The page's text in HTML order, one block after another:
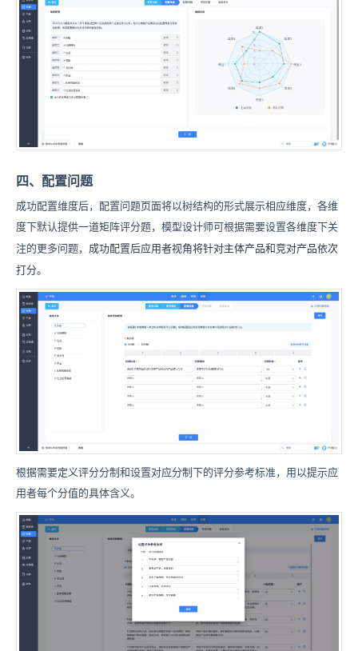
四、配置问题
成功配置维度后，配置问题页面将以树结构的形式展示相应维度，各维
度下默认提供一道矩阵评分题，模型设计师可根据需要设置各维度下关
注的更多问题， 成功配置后应用者视角将针对主体产品和竞对产品依次
打分。
根据需要定义评分分制和设置对应分制下的评分参考标准，用以提示应
用者每个分值的具体含义。